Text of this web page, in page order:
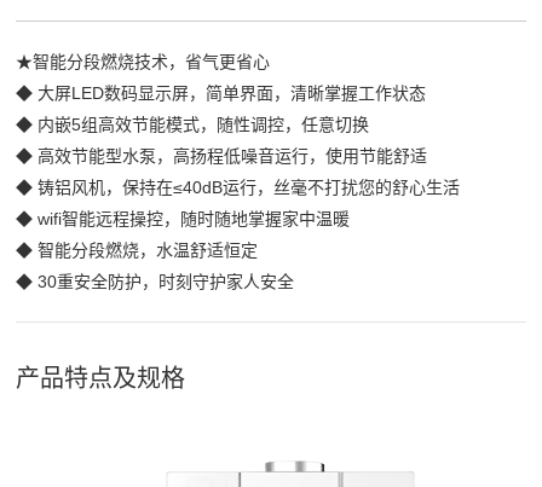
★智能分段燃烧技术，省气更省心
◆ 大屏LED数码显示屏，简单界面，清晰掌握工作状态
◆ 内嵌5组高效节能模式，随性调控，任意切换
◆ 高效节能型水泵，高扬程低噪音运行，使用节能舒适
◆ 铸铝风机，保持在≤40dB运行，丝毫不打扰您的舒心生活
◆ wifi智能远程操控，随时随地掌握家中温暖
◆ 智能分段燃烧，水温舒适恒定
◆ 30重安全防护，时刻守护家人安全
产品特点及规格